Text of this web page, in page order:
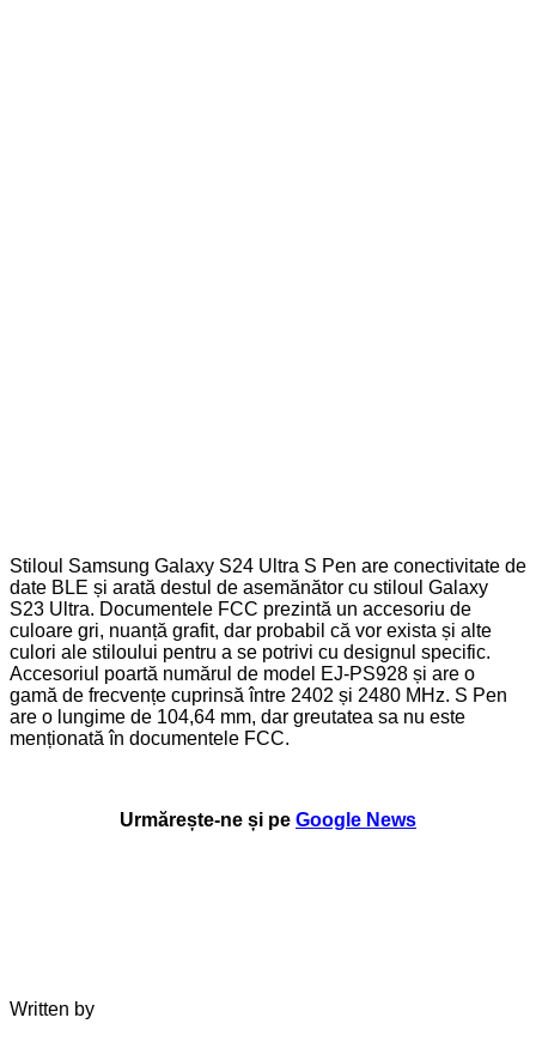
Stiloul Samsung Galaxy S24 Ultra S Pen are conectivitate de
date BLE și arată destul de asemănător cu stiloul Galaxy
S23 Ultra. Documentele FCC prezintă un accesoriu de
culoare gri, nuanță grafit, dar probabil că vor exista și alte
culori ale stiloului pentru a se potrivi cu designul specific.
Accesoriul poartă numărul de model EJ-PS928 și are o
gamă de frecvențe cuprinsă între 2402 și 2480 MHz. S Pen
are o lungime de 104,64 mm, dar greutatea sa nu este
menționată în documentele FCC.
Urmărește-ne și pe Google News
Written by